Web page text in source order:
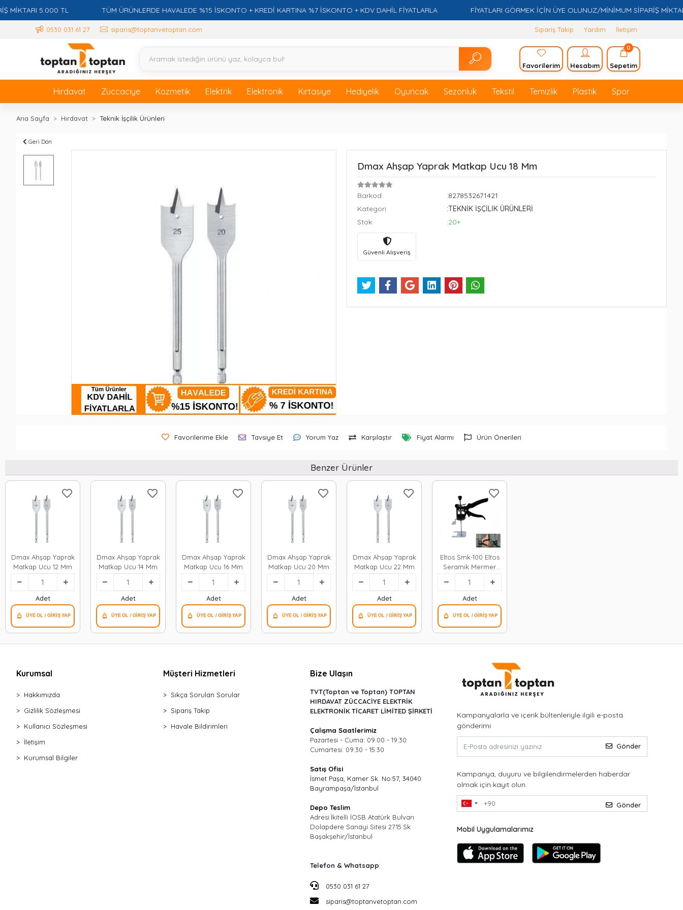
5.000 TL TÜM ÜRÜNLERDE HAVALEDE %15 İSKONTO + KREDİ KARTINA %7 İSKONTO + KDV DAHİL FİYATLARLA FİYATLARI GÖRMEK İÇİN ÜYE OLUNUZ/MİNİMUM SİPARİŞ MİKTARI
0530 031 61 27 siparis@toptanvetoptan.com Sipariş Takip Yardım İletişim
Favorilerim Hesabım
0
Sepetim
Hırdavat Züccaciye Kozmetik Elektrik Elektronik Kırtasiye Hediyelik Oyuncak Sezonluk Tekstil Temizlik Plastik Spor
Ana Sayfa Hırdavat Teknik İşçilik Ürünleri
Geri Dön
Dmax Ahşap Yaprak Matkap Ucu 18 Mm
Barkod
:8278532671421
Kategori
:TEKNİK İŞÇİLİK ÜRÜNLERİ
Stok
:20+
Güvenli Alışveriş
Favorilerime Ekle Tavsiye Et Yorum Yaz Karşılaştır Fiyat Alarmı Ürün Önerileri
Benzer Ürünler
Dmax Ahşap Yaprak
Matkap Ucu 12 Mm
Adet
Dmax Ahşap Yaprak
Matkap Ucu 14 Mm
Adet
Dmax Ahşap Yaprak
Matkap Ucu 16 Mm
Adet
Dmax Ahşap Yaprak
Matkap Ucu 20 Mm
Adet
Dmax Ahşap Yaprak
Matkap Ucu 22 Mm
Adet
Eltos Smk-100 Eltos
Seramik Mermer
Seviye Krikosu &
Kaldıraç*12
Adet
Kurumsal
Hakkımızda
Gizlilik Sözleşmesi
Kullanıcı Sözleşmesi
İletişim
Kurumsal Bilgiler
Müşteri Hizmetleri
Sıkça Sorulan Sorular
Sipariş Takip
Havale Bildirimleri
Bize Ulaşın
TVT(Toptan ve Toptan) TOPTAN
HIRDAVAT ZÜCCACİYE ELEKTRİK
ELEKTRONİK TİCARET LİMİTED ŞİRKETİ
Çalışma Saatlerimiz
Pazartesi - Cuma: 09:00 - 19:30
Cumartesi: 09:30 - 15:30
Satış Ofisi
İsmet Paşa, Kamer Sk. No:57, 34040
Bayrampaşa/İstanbul
Depo Teslim
Adresi:İkitelli İOSB Atatürk Bulvarı
Dolapdere Sanayi Sitesi 2715.Sk
Başakşehir/İstanbul
Telefon & Whatsapp:
0530 031 61 27
siparis@toptanvetoptan.com
Kampanyalarla ve içerik bültenleriyle ilgili e-posta
gönderimi
Gönder
Kampanya, duyuru ve bilgilendirmelerden haberdar
olmak için kayıt olun.
Gönder
Mobil Uygulamalarımız